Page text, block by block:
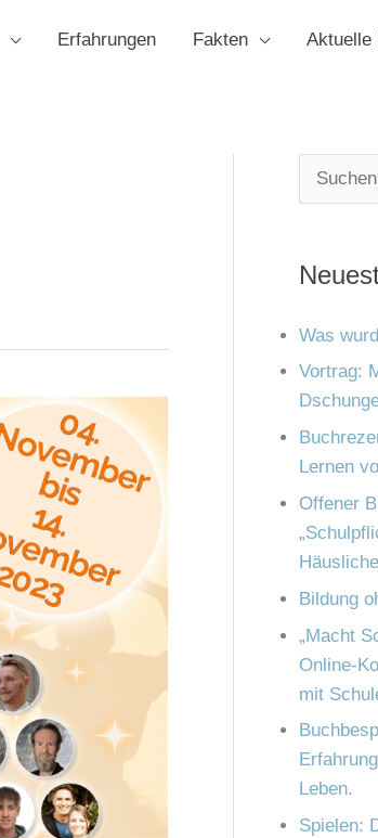
Erfahrungen Fakten Aktuelle
e
n
n
a
c
h
:
Was
Vortrag:
Lernen
Offener
Bildung
„Macht
Online-
mit
Leben.
Spielen:
a
e
r
i
e
n
r
h